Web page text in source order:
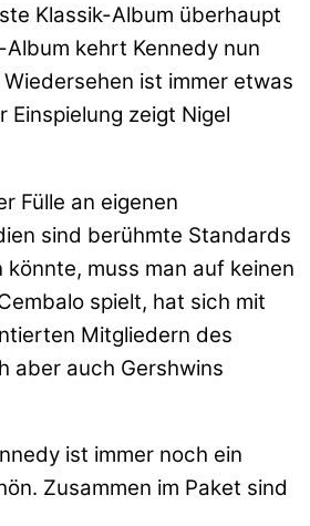
Klassik-Album überhaupt
kehrt Kennedy nun
ist immer etwas
zeigt Nigel
Fülle an eigenen
sind berühmte Standards
muss man auf keinen
spielt, hat sich mit
Mitgliedern des
aber auch Gershwins
ist immer noch ein
Zusammen im Paket sind